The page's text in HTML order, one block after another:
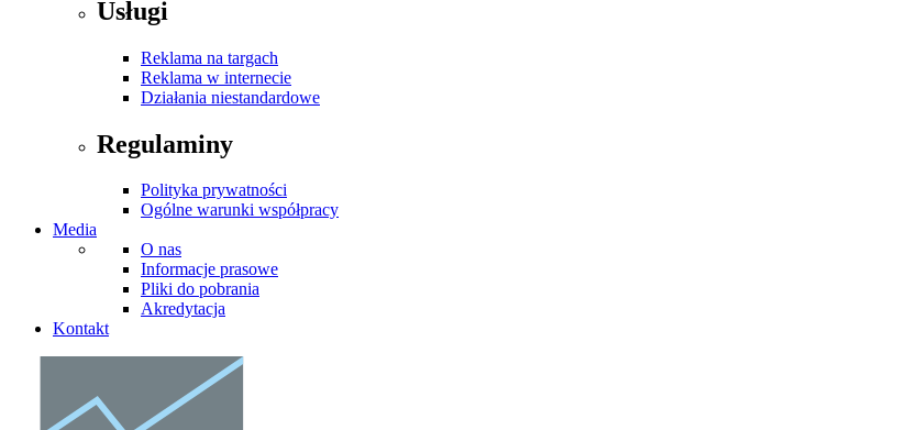
Usługi
Reklama na targach
Reklama w internecie
Działania niestandardowe
Regulaminy
Polityka prywatności
Ogólne warunki współpracy
Media
O nas
Informacje prasowe
Pliki do pobrania
Akredytacja
Kontakt